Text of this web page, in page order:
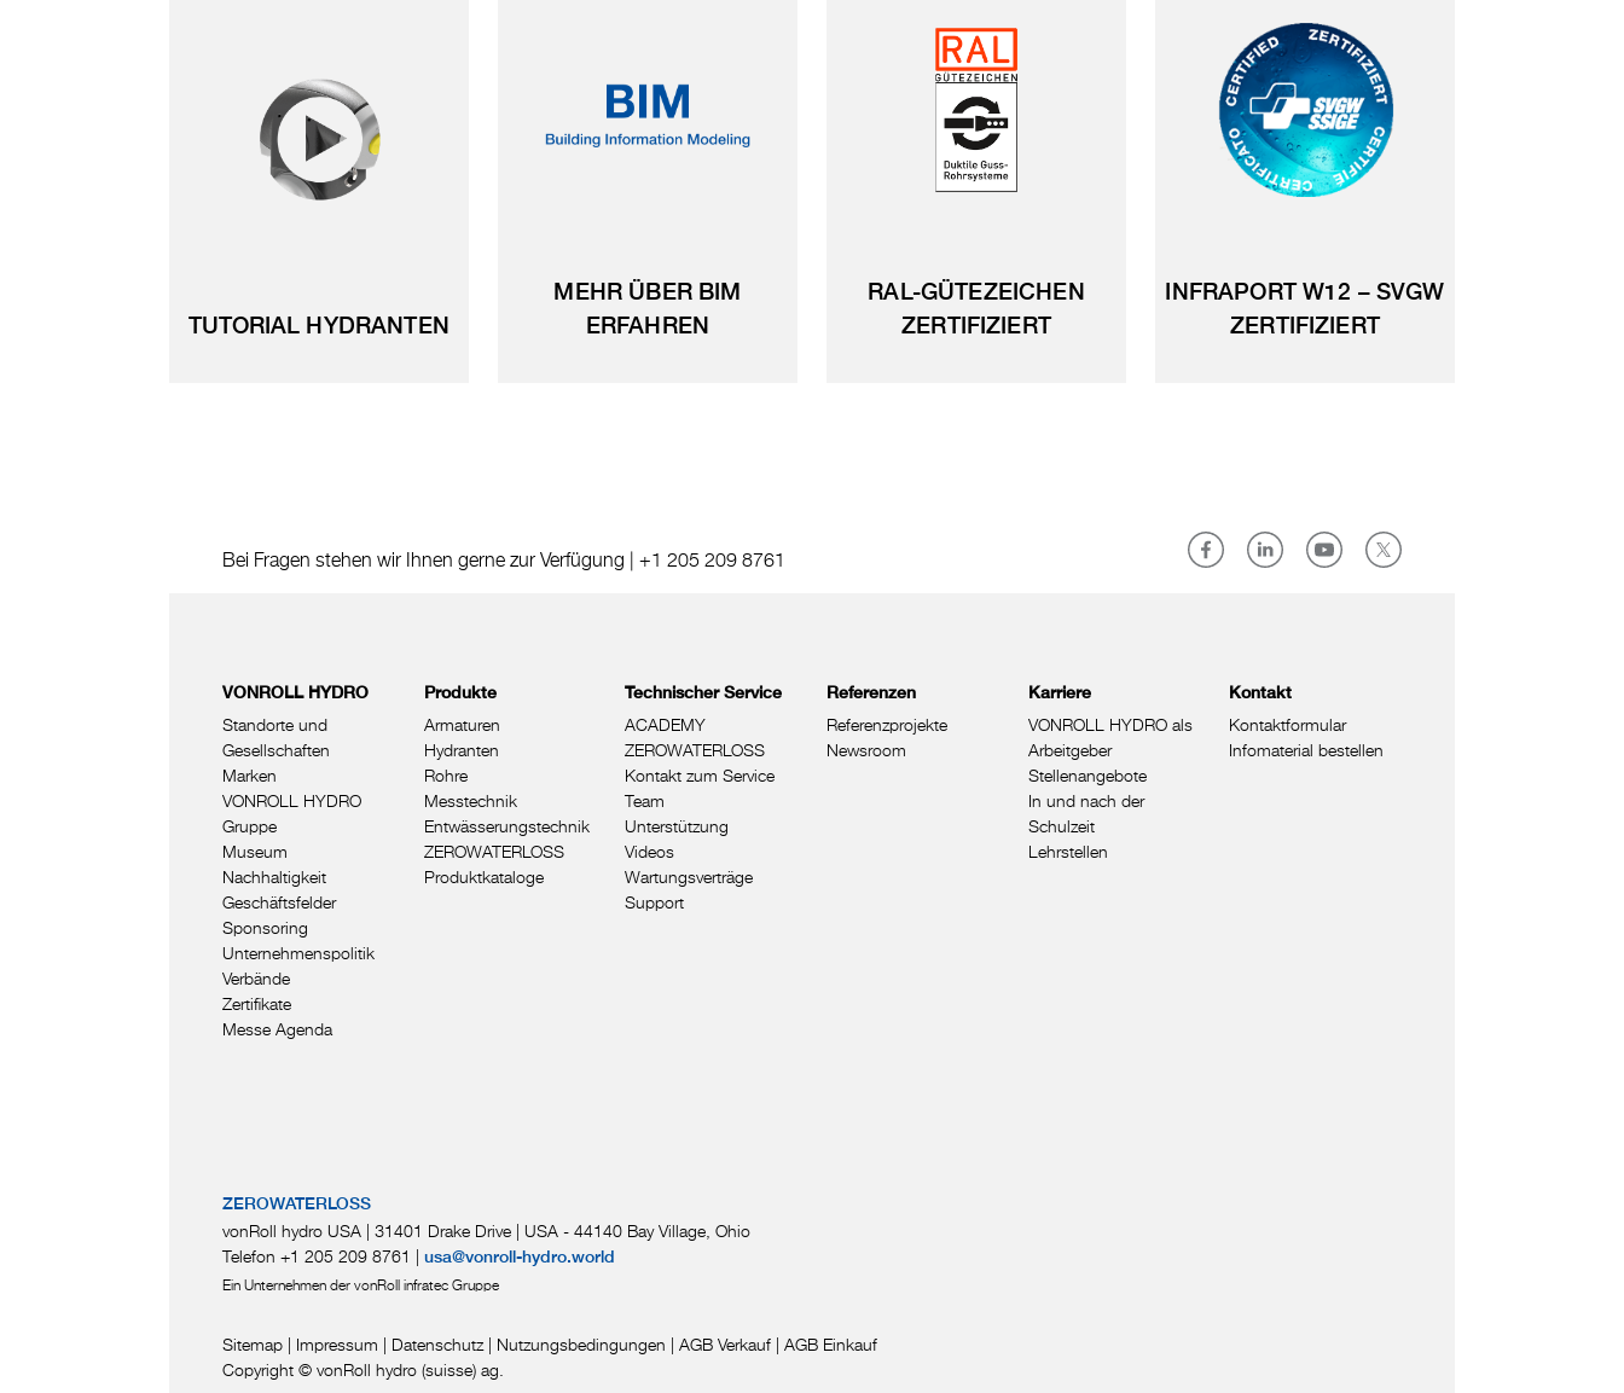
TUTORIAL HYDRANTEN
MEHR ÜBER BIM
ERFAHREN
RAL-GÜTEZEICHEN
ZERTIFIZIERT
INFRAPORT W12 – SVGW
ZERTIFIZIERT
Bei Fragen stehen wir Ihnen gerne zur Verfügung | +1 205 209 8761
VONROLL HYDRO
Standorte und
Gesellschaften
Marken
VONROLL HYDRO
Gruppe
Museum
Nachhaltigkeit
Geschäftsfelder
Sponsoring
Unternehmenspolitik
Verbände
Zertifikate
Messe Agenda
Produkte
Armaturen
Hydranten
Rohre
Messtechnik
Entwässerungstechnik
ZEROWATERLOSS
Produktkataloge
Technischer Service
ACADEMY
ZEROWATERLOSS
Kontakt zum Service
Team
Unterstützung
Videos
Wartungsverträge
Support
Referenzen
Referenzprojekte
Newsroom
Karriere
VONROLL HYDRO als
Arbeitgeber
Stellenangebote
In und nach der
Schulzeit
Lehrstellen
Kontakt
Kontaktformular
Infomaterial bestellen
ZEROWATERLOSS
vonRoll hydro USA | 31401 Drake Drive | USA - 44140 Bay Village, Ohio
Telefon +1 205 209 8761 | usa@vonroll-hydro.world
Ein Unternehmen der vonRoll infratec Gruppe
Sitemap | Impressum | Datenschutz | Nutzungsbedingungen | AGB Verkauf | AGB Einkauf
Copyright © vonRoll hydro (suisse) ag.